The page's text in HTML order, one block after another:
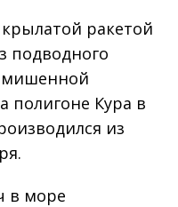
ракетой
подводного
мишенной
полигоне Кура в
из
в море